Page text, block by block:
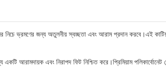
নিচে ভ্রমণের জন্য অতুলনীয় স্বচ্ছতা এবং আরাম প্রদান করবে।এই
আরামদায়ক এবং নিরাপদ ফিট নিশ্চিত করে।প্রিমিয়াম পলিকার্বোনেট